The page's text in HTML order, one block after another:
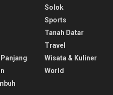
Solok
Sports
Tanah Datar
Travel
Wisata & Kuliner
World